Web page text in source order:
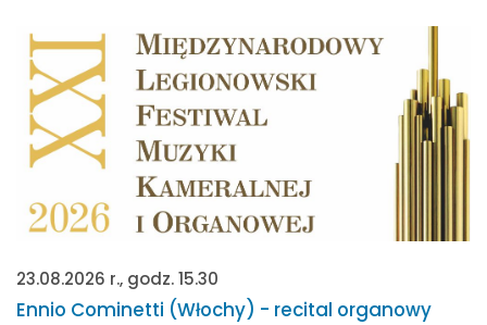
23.08.2026 r., godz. 15.30
Ennio Cominetti (Włochy) - recital organowy